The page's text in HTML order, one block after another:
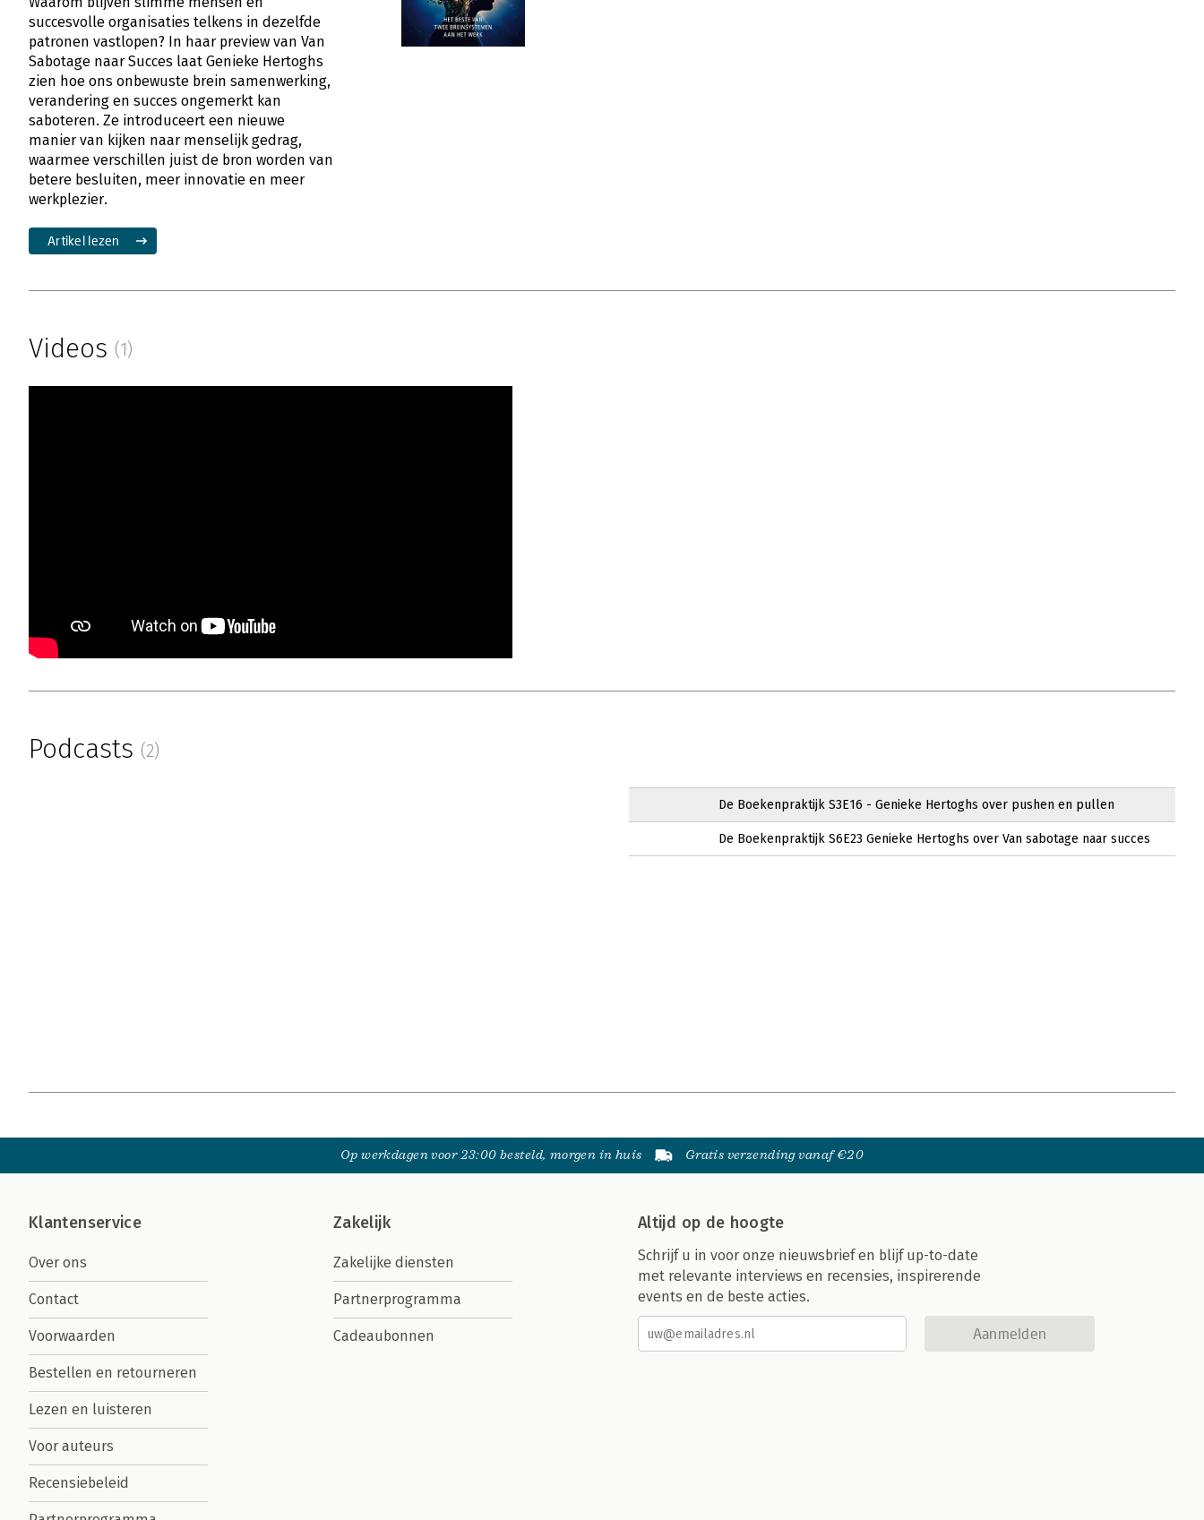
succesvolle organisaties telkens in dezelfde
patronen vastlopen? In haar preview van Van
Sabotage naar Succes laat Genieke Hertoghs
zien hoe ons onbewuste brein samenwerking,
verandering en succes ongemerkt kan
saboteren. Ze introduceert een nieuwe
manier van kijken naar menselijk gedrag,
waarmee verschillen juist de bron worden van
betere besluiten, meer innovatie en meer
werkplezier.
Artikel lezen
Videos (1)
Podcasts (2)
De Boekenpraktijk S3E16 - Genieke Hertoghs over pushen en pullen
De Boekenpraktijk S6E23 Genieke Hertoghs over Van sabotage naar succes
Op werkdagen voor 23:00 besteld, morgen in huis Gratis verzending vanaf €20
Klantenservice
Over ons
Contact
Voorwaarden
Bestellen en retourneren
Lezen en luisteren
Voor auteurs
Recensiebeleid
Zakelijk
Zakelijke diensten
Partnerprogramma
Cadeaubonnen
Altijd op de hoogte
Schrijf u in voor onze nieuwsbrief en blijf up-to-date
met relevante interviews en recensies, inspirerende
events en de beste acties.
Aanmelden